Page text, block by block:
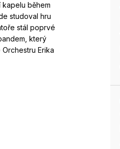
během
studoval hru
stál poprvé
který
Erika